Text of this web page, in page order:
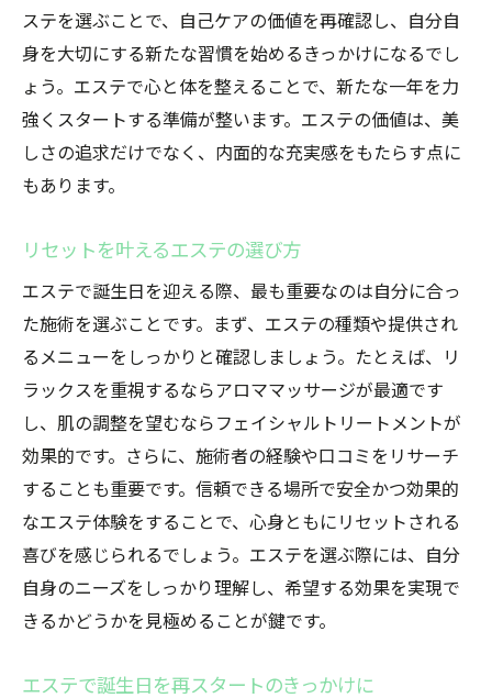
ステを選ぶことで、自己ケアの価値を再確認し、自分自
身を大切にする新たな習慣を始めるきっかけになるでし
ょう。エステで心と体を整えることで、新たな一年を力
強くスタートする準備が整います。エステの価値は、美
しさの追求だけでなく、内面的な充実感をもたらす点に
もあります。
リセットを叶えるエステの選び方
エステで誕生日を迎える際、最も重要なのは自分に合っ
た施術を選ぶことです。まず、エステの種類や提供され
るメニューをしっかりと確認しましょう。たとえば、リ
ラックスを重視するならアロママッサージが最適です
し、肌の調整を望むならフェイシャルトリートメントが
効果的です。さらに、施術者の経験や口コミをリサーチ
することも重要です。信頼できる場所で安全かつ効果的
なエステ体験をすることで、心身ともにリセットされる
喜びを感じられるでしょう。エステを選ぶ際には、自分
自身のニーズをしっかり理解し、希望する効果を実現で
きるかどうかを見極めることが鍵です。
エステで誕生日を再スタートのきっかけに